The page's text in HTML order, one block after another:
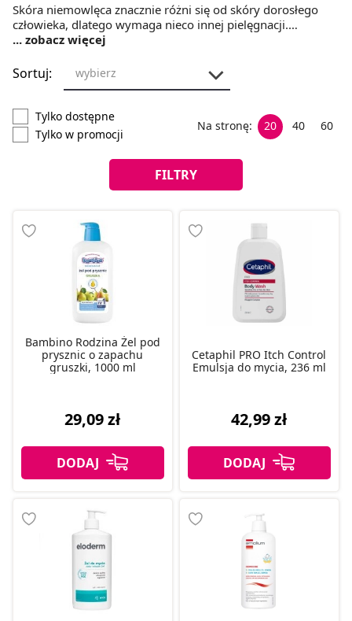
Skóra niemowlęca znacznie różni się od skóry dorosłego
człowieka, dlatego wymaga nieco innej pielęgnacji.
Zastanawiając się, jakie wybrać kosmetyki do kąpieli dla
prostym składzie oraz niezawierające substancji
szkodliwych, które mogą być bezpiecznie stosowane już od
... zobacz więcej
Sortuj: wybierz
Tylko dostępne
Tylko w promocji
Na stronę: 20 40 60
FILTRY
Bambino Rodzina Żel pod
prysznic o zapachu
gruszki, 1000 ml
29,09 zł
Cetaphil PRO Itch Control
Emulsja do mycia, 236 ml
42,99 zł